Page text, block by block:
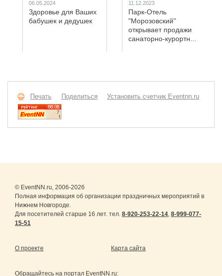
06.05.2024
Здоровье для Ваших
бабушек и дедушек
11.12.2023
Парк-Отель
"Морозовский"
открывает продажи
санаторно-курортн...
Печать Поделиться Установить счетчик Eventnn.ru
© EventNN.ru, 2006-2026
Полная информация об организации праздничных мероприятий в
Нижнем Новгороде.
Для посетителей старше 16 лет. тел. 8-920-253-22-14, 8-999-077-
15-51
О проекте Карта сайта
Обращайтесь на портал EventNN.ru: